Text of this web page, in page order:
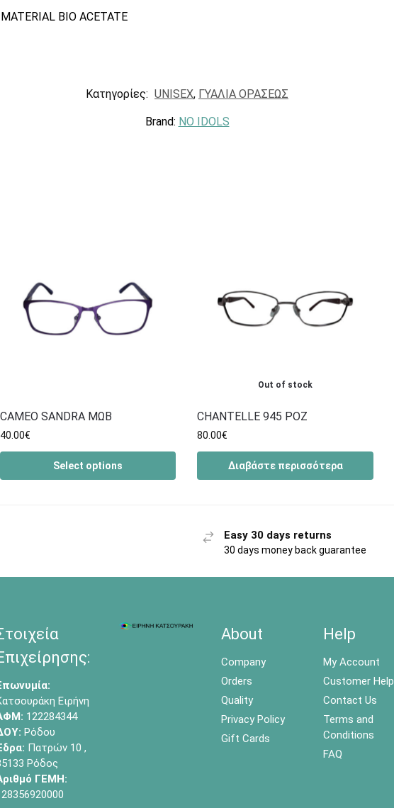
BIO ACETATE
Κατηγορίες: UNISEX, ΓΥΑΛΙΑ ΟΡΑΣΕΩΣ
Brand: NO IDOLS
CAMEO SANDRA ΜΩΒ
40.00€
Select options
Out of stock
CHANTELLE 945 ΡΟΖ
80.00€
Διαβάστε περισσότερα
Easy 30 days returns
30 days money back guarantee
Ειρήνη
122284344
Ρόδου
Πατρών 10 ,
Ρόδος
ΓΕΜΗ:
About
Company
Orders
Quality
Privacy Policy
Gift Cards
Help
My Account
Customer Help
Contact Us
Terms and
Conditions
FAQ